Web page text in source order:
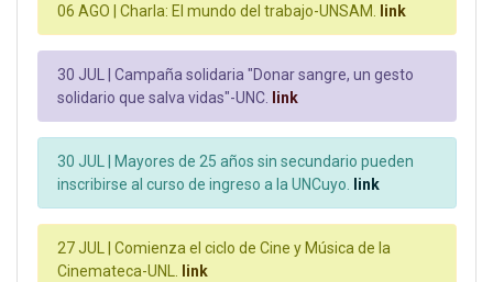
06 AGO | Charla: El mundo del trabajo-UNSAM. link
30 JUL | Campaña solidaria "Donar sangre, un gesto
solidario que salva vidas"-UNC. link
30 JUL | Mayores de 25 años sin secundario pueden
inscribirse al curso de ingreso a la UNCuyo. link
27 JUL | Comienza el ciclo de Cine y Música de la
Cinemateca-UNL.
link